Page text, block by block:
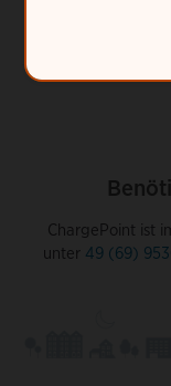
ChargePoint ist
unter 49 (69)